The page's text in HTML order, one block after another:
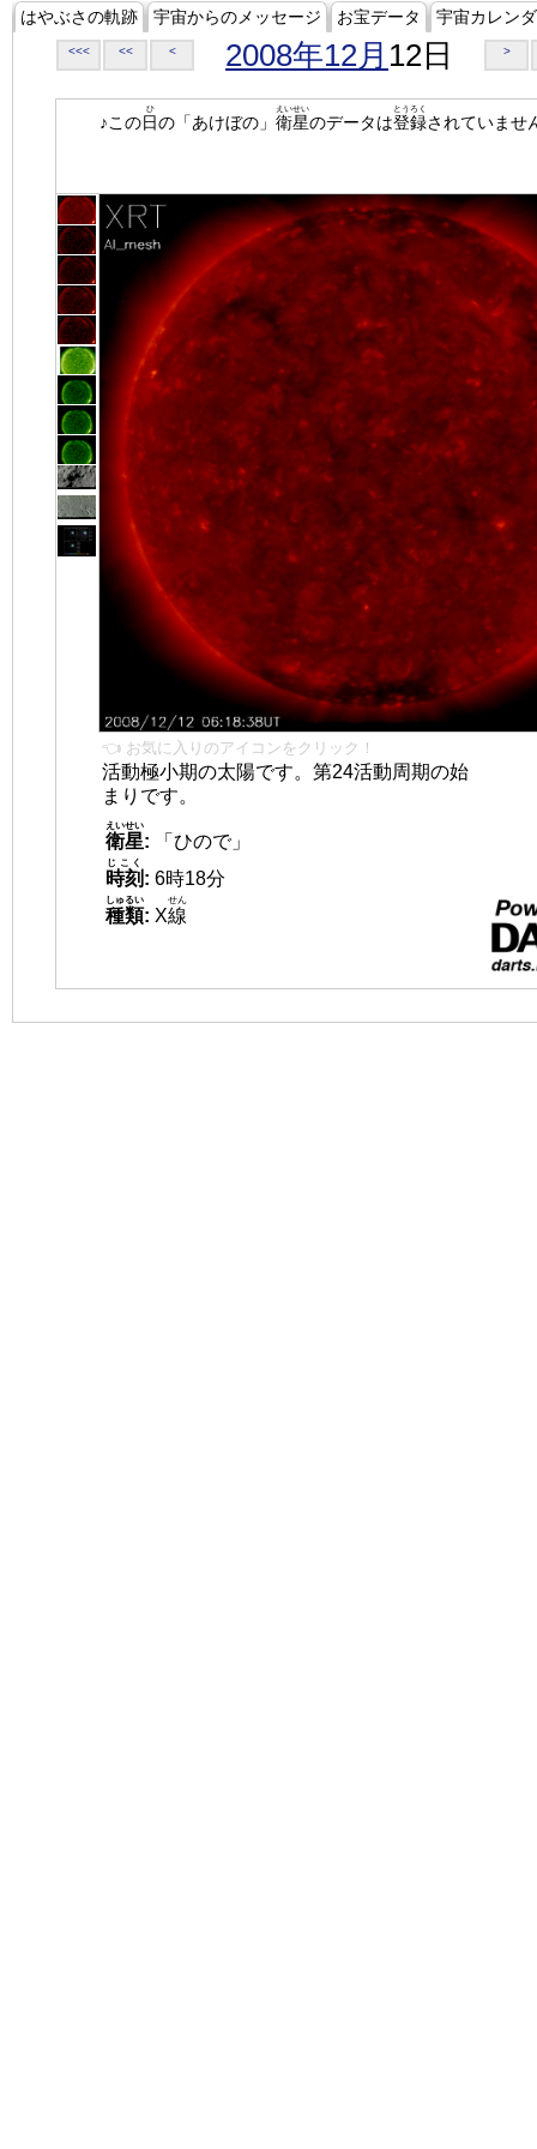
はやぶさの軌跡 宇宙からのメッセージ お宝データ 宇宙カレン
<<< << < 2008年12月 12日 >
♪この日
ひ
の「あけぼの」 衛星
えいせい
のデータは登録
とうろく
されていませ
👈 お気に入りのアイコンをクリック！
活動極小期の太陽です。第24活動周期の始
まりです。
衛星
えいせい
:
「ひので」
時刻
じこく
: 6時18分
種類
しゅるい
: X線
せん